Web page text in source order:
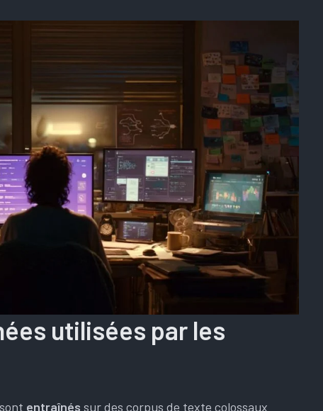
utilisées par les
entraînés sur des corpus de texte colossaux